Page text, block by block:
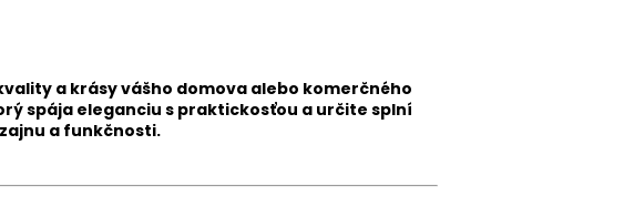
a krásy vášho domova alebo komerčného
spája eleganciu s praktickosťou a určite splní
a funkčnosti.